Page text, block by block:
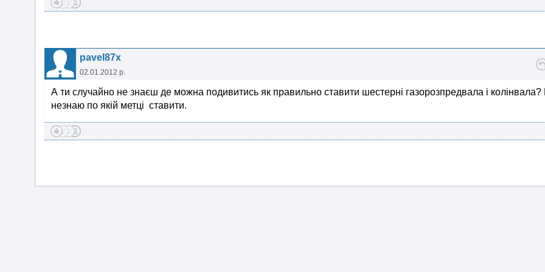
pavel87x
02.01.2012 р.
А ти случайно не знаєш де можна подивитись як правильно ставити шестерні газорозпредвала і колінвала?
незнаю по якій метці ставити.